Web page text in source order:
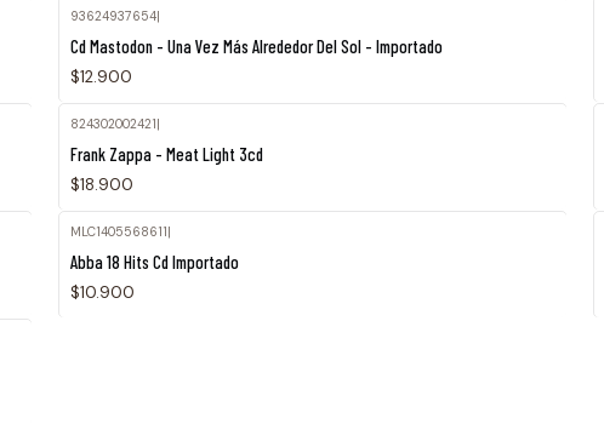
93624937654|
Cd Mastodon - Una Vez Más Alrededor Del Sol - Importado
$12.900
824302002421|
Frank Zappa - Meat Light 3cd
$18.900
MLC1405568611
Abba 18 Hits Cd Importado
$10.900